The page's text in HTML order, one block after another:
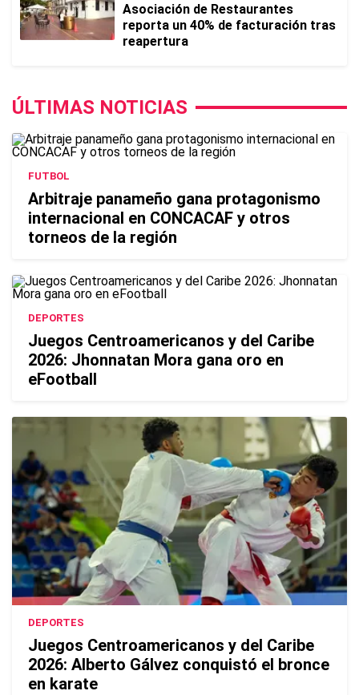
Asociación de Restaurantes
reporta un 40% de facturación tras
reapertura
ÚLTIMAS NOTICIAS
FUTBOL
Arbitraje panameño gana protagonismo
internacional en CONCACAF y otros
torneos de la región
DEPORTES
Juegos Centroamericanos y del Caribe
2026: Jhonnatan Mora gana oro en
eFootball
DEPORTES
Juegos Centroamericanos y del Caribe
2026: Alberto Gálvez conquistó el bronce
en karate